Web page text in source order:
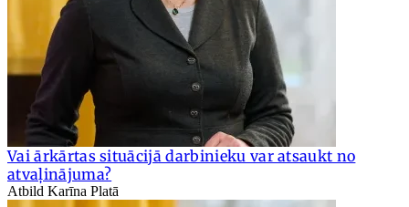
Vai ārkārtas situācijā darbinieku var atsaukt no
atvaļinājuma?
Atbild Karīna Platā